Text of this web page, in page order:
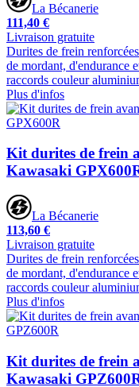
La Bécanerie
111,40 €
Livraison gratuite
Durites de frein
de mordant, d'endurance
raccords couleur
Plus d'infos
Kit durites de frein
Kawasaki
La Bécanerie
113,60 €
Livraison gratuite
Durites de frein
de mordant, d'endurance
raccords couleur
Plus d'infos
Kit durites de frein
Kawasaki